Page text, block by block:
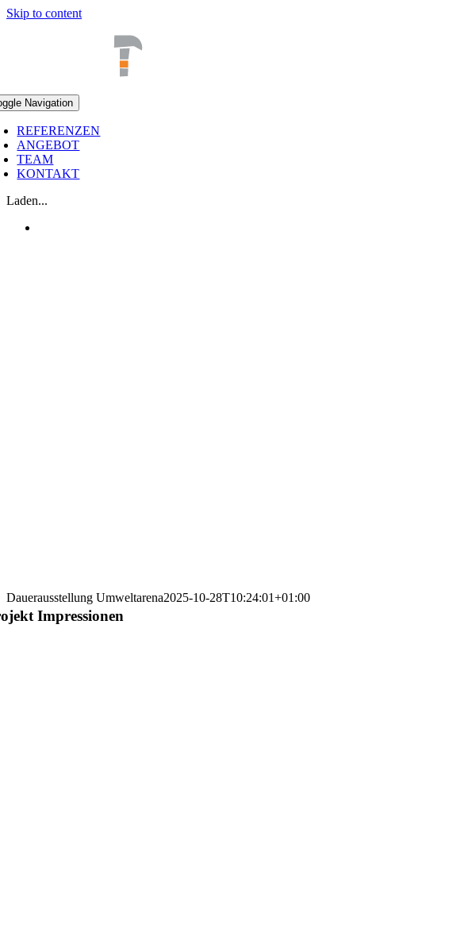
Skip to content
Navigation
REFERENZEN
ANGEBOT
TEAM
KONTAKT
Laden...
Dauerausstellung Umweltarena2025-10-28T10:24:01+01:00
Impressionen